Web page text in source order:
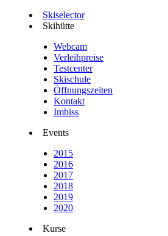
Skiselector
Skihütte
Webcam
Verleihpreise
Testcenter
Skischule
Öffnungszeiten
Kontakt
Imbiss
Events
2015
2016
2017
2018
2019
2020
Kurse